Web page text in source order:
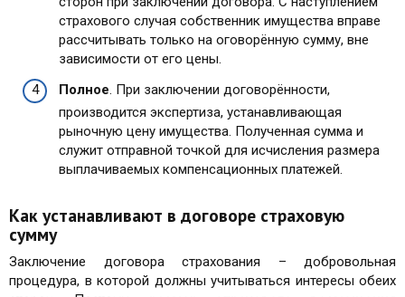
страхового случая собственник имущества вправе
рассчитывать только на оговорённую сумму, вне
зависимости от его цены.
Полное . При заключении договорённости,
производится экспертиза, устанавливающая
рыночную цену имущества. Полученная сумма и
служит отправной точкой для исчисления размера
выплачиваемых компенсационных платежей.
Как устанавливают в договоре страховую
сумму
Заключение договора страхования – добровольная
процедура, в которой должны учитываться интересы обеих